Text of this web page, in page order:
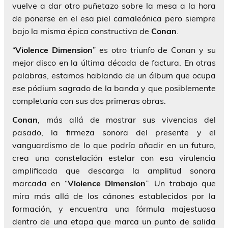
vuelve a dar otro puñetazo sobre la mesa a la hora
de ponerse en el esa piel camaleónica pero siempre
bajo la misma épica constructiva de Conan.
“Violence Dimension” es otro triunfo de Conan y su
mejor disco en la última década de factura. En otras
palabras, estamos hablando de un álbum que ocupa
ese pódium sagrado de la banda y que posiblemente
completaría con sus dos primeras obras.
Conan, más allá de mostrar sus vivencias del
pasado, la firmeza sonora del presente y el
vanguardismo de lo que podría añadir en un futuro,
crea una constelación estelar con esa virulencia
amplificada que descarga la amplitud sonora
marcada en “Violence Dimension”. Un trabajo que
mira más allá de los cánones establecidos por la
formación, y encuentra una fórmula majestuosa
dentro de una etapa que marca un punto de salida